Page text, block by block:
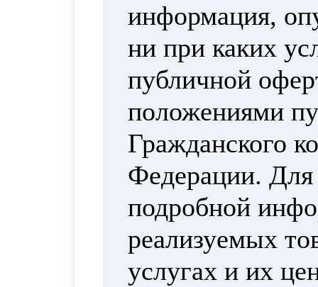
информация,
ни при каких
публичной
положениями
Гражданского
Федерации. Для
подробной
реализуемых
услугах и их